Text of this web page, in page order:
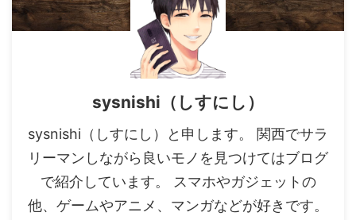
sysnishi（しすにし）
sysnishi（しすにし）と申します。 関西でサラ
リーマンしながら良いモノを見つけてはブログ
で紹介しています。 スマホやガジェットの
他、ゲームやアニメ、マンガなどが好きです。